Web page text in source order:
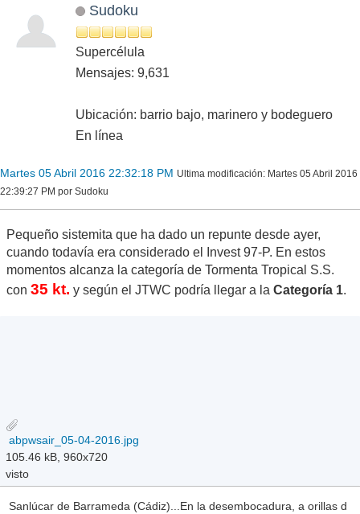
Sudoku
Supercélula
Mensajes: 9,631
Ubicación: barrio bajo, marinero y bodeguero
En línea
Martes 05 Abril 2016 22:32:18 PM Ultima modificación: Martes 05 Abril 2016
22:39:27 PM por Sudoku
Pequeño sistemita que ha dado un repunte desde ayer,
cuando todavía era considerado el Invest 97-P. En estos
momentos alcanza la categoría de Tormenta Tropical S.S.
con 35 kt. y según el JTWC podría llegar a la Categoría 1.
abpwsair_05-04-2016.jpg
105.46 kB, 960x720
visto
Sanlúcar de Barrameda (Cádiz)...En la desembocadura, a orillas d